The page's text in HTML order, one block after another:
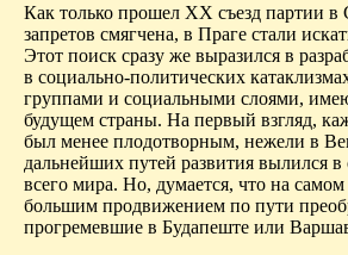
Как только прошел ХХ съезд партии в
запретов смягчена, в Праге стали
Этот поиск сразу же выразился в
в социально-политических
группами и социальными слоями,
будущем страны. На первый взгляд,
был менее плодотворным, нежели в
дальнейших путей развития вылился
всего мира. Но, думается, что на
большим продвижением по пути
прогремевшие в Будапеште или